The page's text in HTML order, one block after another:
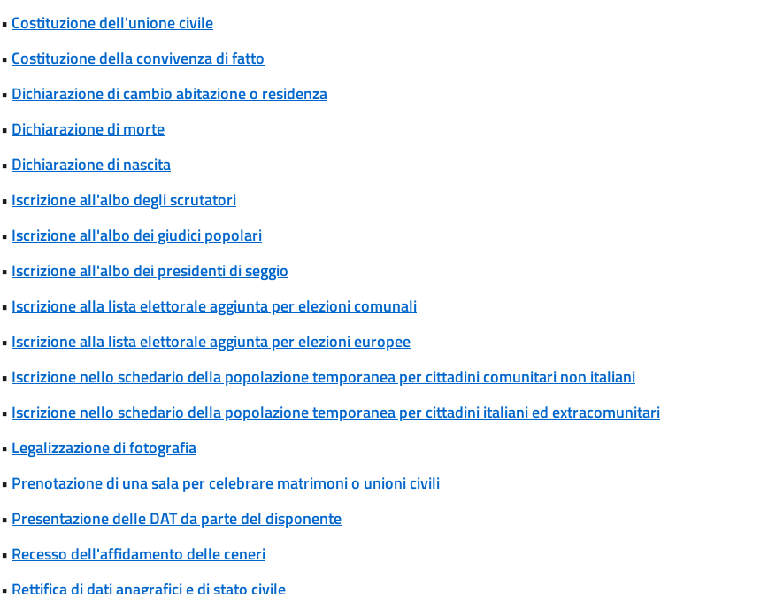
• Costituzione dell'unione civile
• Costituzione della convivenza di fatto
• Dichiarazione di cambio abitazione o residenza
• Dichiarazione di morte
• Dichiarazione di nascita
• Iscrizione all'albo degli scrutatori
• Iscrizione all'albo dei giudici popolari
• Iscrizione all'albo dei presidenti di seggio
• Iscrizione alla lista elettorale aggiunta per elezioni comunali
• Iscrizione alla lista elettorale aggiunta per elezioni europee
• Iscrizione nello schedario della popolazione temporanea per cittadini comunitari non italiani
• Iscrizione nello schedario della popolazione temporanea per cittadini italiani ed extracomunitari
• Legalizzazione di fotografia
• Prenotazione di una sala per celebrare matrimoni o unioni civili
• Presentazione delle DAT da parte del disponente
• Recesso dell'affidamento delle ceneri
• Rettifica di dati anagrafici e di stato civile